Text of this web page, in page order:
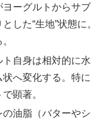
ヨーグルトからサブ
した“生地”状態に。
ト自身は相対的に水
へ変化する。特に
顕著。
の油脂（バターやシ